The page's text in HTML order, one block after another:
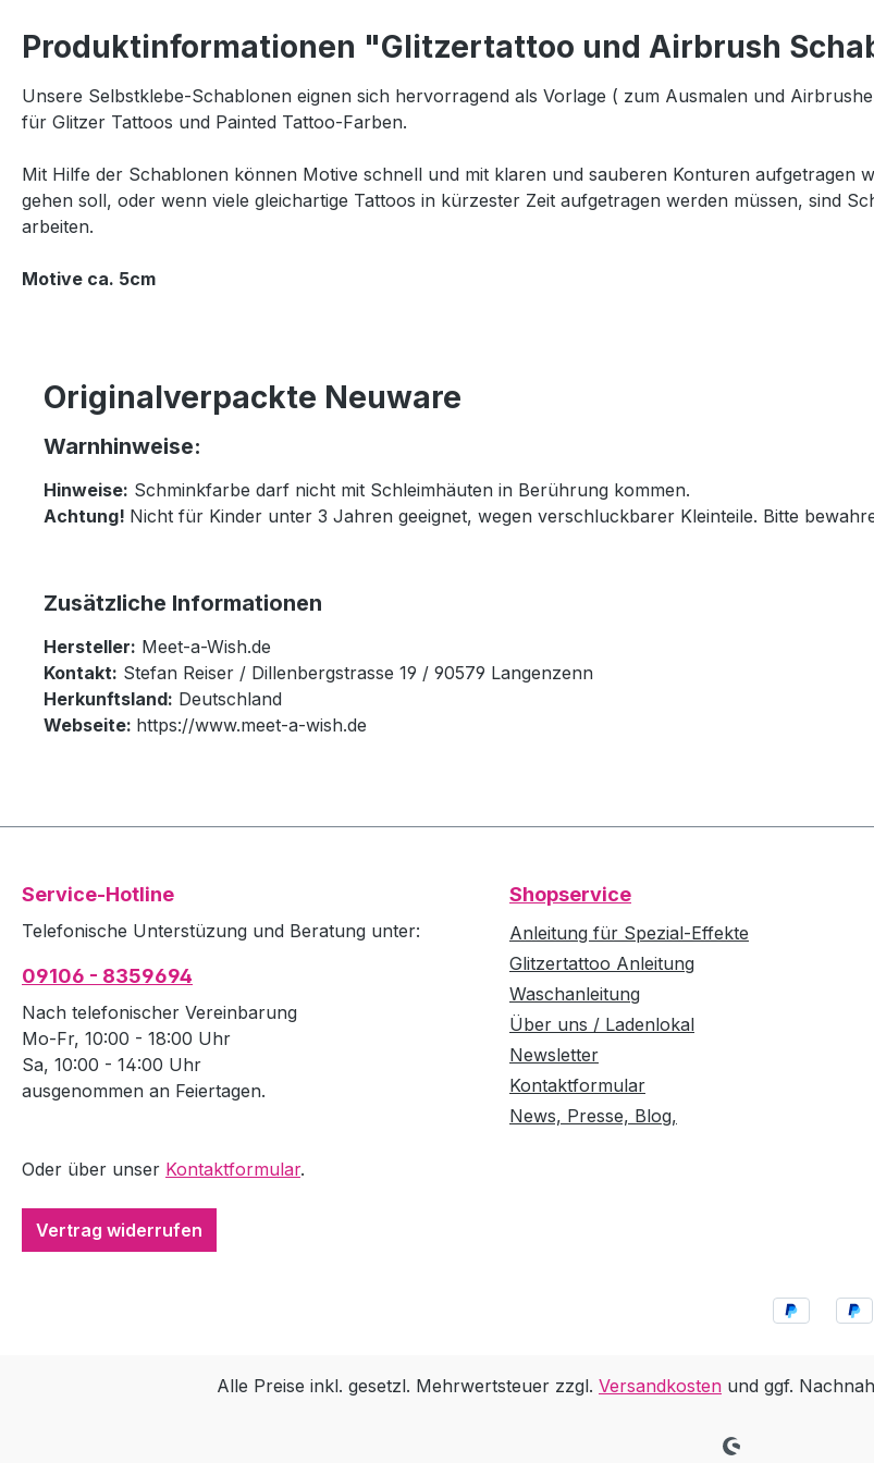
Produktinformationen "Glitzertattoo und Airbrush
Unsere Selbstklebe-Schablonen eignen sich hervorragend als Vorlage ( zum Ausmalen und
für Glitzer Tattoos und Painted Tattoo-Farben.
Mit Hilfe der Schablonen können Motive schnell und mit klaren und sauberen Konturen aufgetragen
gehen soll, oder wenn viele gleichartige Tattoos in kürzester Zeit aufgetragen werden müssen, sind
arbeiten.
Motive ca. 5cm
Originalverpackte Neuware
Warnhinweise:
Hinweise: Schminkfarbe darf nicht mit Schleimhäuten in Berührung kommen.
Achtung! Nicht für Kinder unter 3 Jahren geeignet, wegen verschluckbarer Kleinteile. Bitte
Zusätzliche Informationen
Hersteller: Meet-a-Wish.de
Kontakt: Stefan Reiser / Dillenbergstrasse 19 / 90579 Langenzenn
Herkunftsland: Deutschland
Webseite: https://www.meet-a-wish.de
Service-Hotline
Telefonische Unterstüzung und Beratung unter:
09106 - 8359694
Nach telefonischer Vereinbarung
Mo-Fr, 10:00 - 18:00 Uhr
Sa, 10:00 - 14:00 Uhr
ausgenommen an Feiertagen.
Oder über unser Kontaktformular.
Vertrag widerrufen
Shopservice
Anleitung für Spezial-Effekte
Glitzertattoo Anleitung
Waschanleitung
Über uns / Ladenlokal
Newsletter
Kontaktformular
News, Presse, Blog,
Alle Preise inkl. gesetzl. Mehrwertsteuer zzgl. Versandkosten und ggf.